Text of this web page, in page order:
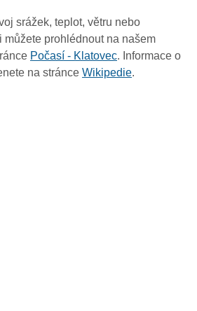
srážek, teplot, větru nebo
můžete prohlédnout na našem
Počasí - Klatovec. Informace o
na stránce Wikipedie.